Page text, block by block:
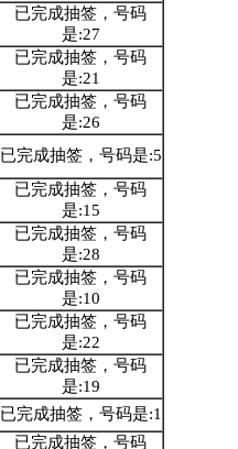
已完成抽签，号码
是:27
已完成抽签，号码
是:21
已完成抽签，号码
是:26
已完成抽签，号码是:5
已完成抽签，号码
是:15
已完成抽签，号码
是:28
已完成抽签，号码
是:10
已完成抽签，号码
是:22
已完成抽签，号码
是:19
已完成抽签，号码是:1
已完成抽签，号码